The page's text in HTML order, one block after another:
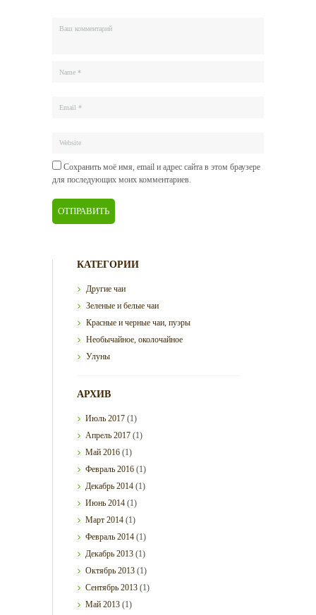
Сохранить моё имя, email и адрес сайта в этом браузере
для последующих моих комментариев.
КАТЕГОРИИ
Другие чаи
Зеленые и белые чаи
Красные и черные чаи, пуэры
Необычайное, околочайное
Улуны
АРХИВ
Июль2017 (1)
Апрель2017 (1)
Май2016 (1)
Февраль2016 (1)
Декабрь2014 (1)
Июнь2014 (1)
Март2014 (1)
Февраль2014 (1)
Декабрь2013 (1)
Октябрь2013 (1)
Сентябрь2013 (1)
Май2013 (1)